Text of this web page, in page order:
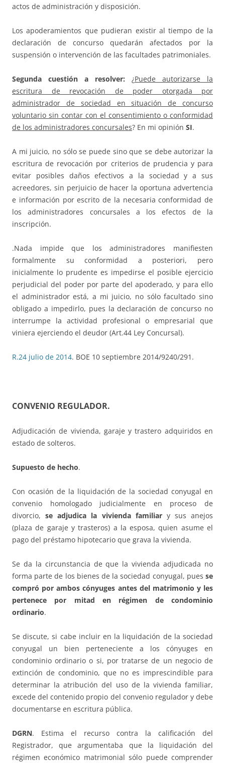
actos de administración y disposición.
Los apoderamientos que pudieran existir al tiempo de la
declaración de concurso quedarán afectados por la
suspensión o intervención de las facultades patrimoniales.
Segunda cuestión a resolver: ¿Puede autorizarse la
escritura de revocación de poder otorgada por
administrador de sociedad en situación de concurso
voluntario sin contar con el consentimiento o conformidad
de los administradores concursales? En mi opinión SI.
A mi juicio, no sólo se puede sino que se debe autorizar la
escritura de revocación por criterios de prudencia y para
evitar posibles daños efectivos a la sociedad y a sus
acreedores, sin perjuicio de hacer la oportuna advertencia
e información por escrito de la necesaria conformidad de
los administradores concursales a los efectos de la
inscripción.
.Nada impide que los administradores manifiesten
formalmente su conformidad a posteriori, pero
inicialmente lo prudente es impedirse el posible ejercicio
perjudicial del poder por parte del apoderado, y para ello
el administrador está, a mi juicio, no sólo facultado sino
obligado a impedirlo, pues la declaración de concurso no
interrumpe la actividad profesional o empresarial que
viniera ejerciendo el deudor (Art.44 Ley Concursal).
R.24 julio de 2014. BOE 10 septiembre 2014/9240/291.
CONVENIO REGULADOR.
Adjudicación de vivienda, garaje y trastero adquiridos en
estado de solteros.
Supuesto de hecho.
Con ocasión de la liquidación de la sociedad conyugal en
convenio homologado judicialmente en proceso de
divorcio,se adjudica la vivienda familiary sus anejos
(plaza de garaje y trasteros) a la esposa, quien asume el
pago del préstamo hipotecario que grava la vivienda.
Se da la circunstancia de que la vivienda adjudicada no
forma parte de los bienes de la sociedad conyugal, pues se
compró por ambos cónyuges antes del matrimonio y les
pertenece por mitad en régimen de condominio
ordinario.
Se discute, si cabe incluir en la liquidación de la sociedad
conyugal un bien perteneciente a los cónyuges en
condominio ordinario o si, por tratarse de un negocio de
extinción de condominio, que no es imprescindible para
determinar la atribución del uso de la vivienda familiar,
excede del contenido propio del convenio regulador y debe
documentarse en escritura pública.
DGRN. Estima el recurso contra la calificación del
Registrador, que argumentaba que la liquidación del
régimen económico matrimonial sólo puede comprender